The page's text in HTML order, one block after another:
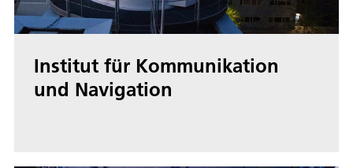
Institut für Kommunikation
und Navigation